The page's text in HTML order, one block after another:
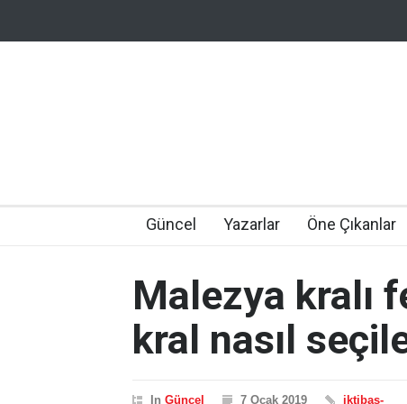
Güncel Yazarlar Öne Çıkanlar
Malezya kralı
kral nasıl
In Güncel 7 Ocak 2019 iktibas-